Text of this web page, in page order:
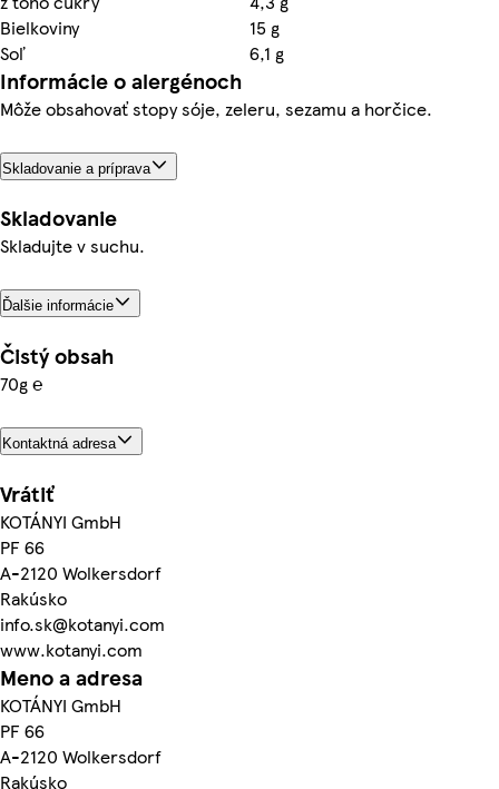
Bielkoviny
15 g
Soľ
6,1 g
Informácie o alergénoch
Môže obsahovať stopy sóje, zeleru, sezamu a horčice.
Skladovanie a príprava
Skladovanie
Skladujte v suchu.
Ďalšie informácie
Čistý obsah
70g ℮
Kontaktná adresa
Vrátiť
KOTÁNYI GmbH
PF 66
A-2120 Wolkersdorf
Rakúsko
info.sk@kotanyi.com
www.kotanyi.com
Meno a adresa
KOTÁNYI GmbH
PF 66
A-2120 Wolkersdorf
Rakúsko